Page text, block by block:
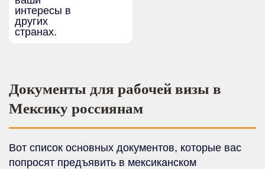
интересы в
других
странах.
Документы для рабочей визы в
Мексику россиянам
Вот список основных документов, которые вас
попросят предъявить в мексиканском